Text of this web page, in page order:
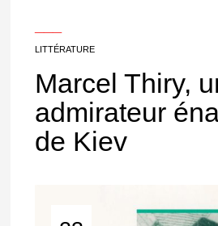
LITTÉRATURE
Marcel Thiry,
admirateur
de Kiev